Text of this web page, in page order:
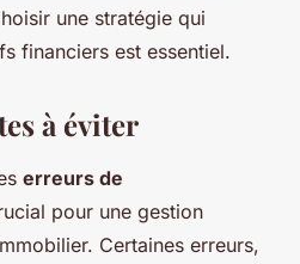
une stratégie qui
financiers est essentiel.
à éviter
erreurs de
pour une gestion
Certaines erreurs,